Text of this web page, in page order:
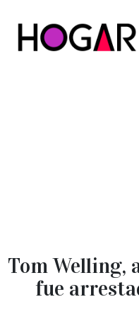
Tom Welling,
fue